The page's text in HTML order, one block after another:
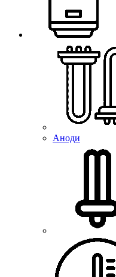
Аноди